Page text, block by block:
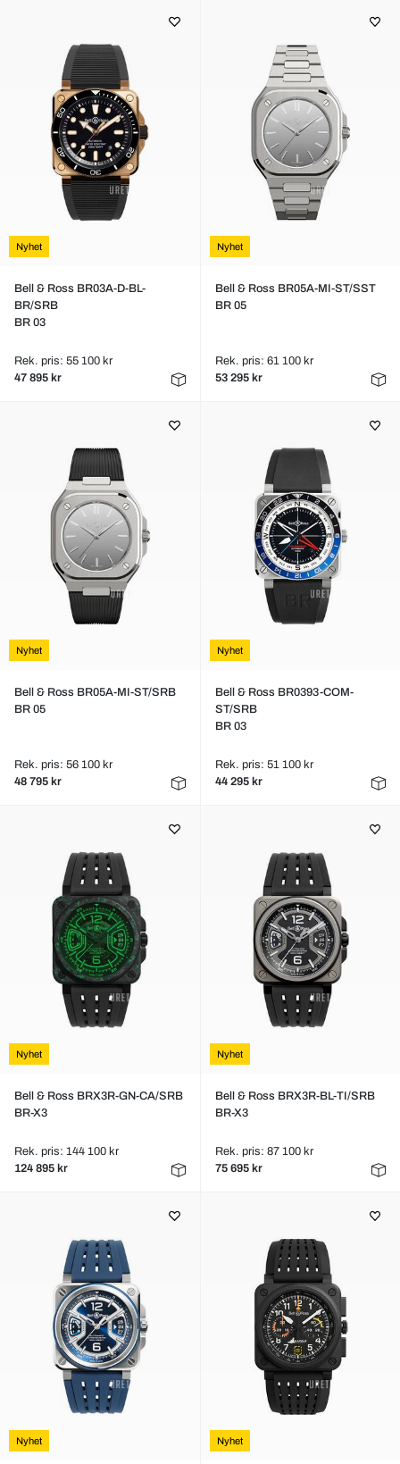
Nyhet
Bell & Ross BR03A-D-BL-
BR/SRB
BR 03
Rek. pris: 55 100 kr
47 895 kr
Nyhet
Bell & Ross BR05A-MI-ST/SST
BR 05
Rek. pris: 61 100 kr
53 295 kr
Nyhet
Bell & Ross BR05A-MI-ST/SRB
BR 05
Rek. pris: 56 100 kr
48 795 kr
Nyhet
Bell & Ross BR0393-COM-
ST/SRB
BR 03
Rek. pris: 51 100 kr
44 295 kr
Nyhet
Bell & Ross BRX3R-GN-CA/SRB
BR-X3
Rek. pris: 144 100 kr
124 895 kr
Nyhet
Bell & Ross BRX3R-BL-TI/SRB
BR-X3
Rek. pris: 87 100 kr
75 695 kr
Nyhet Nyhet